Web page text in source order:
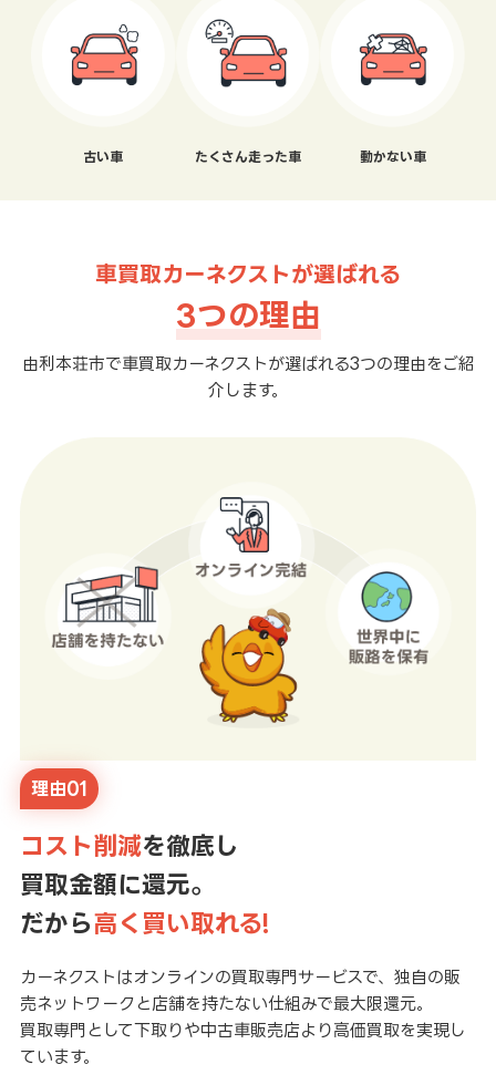
古い車 たくさん走った車 動かない車
車買取カーネクストが選ばれる
3つの理由
由利本荘市で車買取カーネクストが選ばれる3つの理由をご紹
介します。
理由01
コスト削減を徹底し
買取金額に還元。
だから高く買い取れる!
カーネクストはオンラインの買取専門サービスで、独自の販
売ネットワークと店舗を持たない仕組みで最大限還元。
買取専門として下取りや中古車販売店より高価買取を実現し
ています。